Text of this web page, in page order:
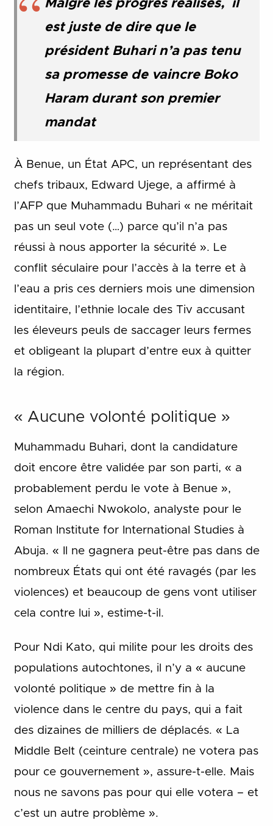
Malgré les progrès réalisés, il
est juste de dire que le
président Buhari n’a pas tenu
sa promesse de vaincre Boko
Haram durant son premier
mandat
À Benue, un État APC, un représentant des
chefs tribaux, Edward Ujege, a affirmé à
l’AFP que Muhammadu Buhari « ne méritait
pas un seul vote (…) parce qu’il n’a pas
réussi à nous apporter la sécurité ». Le
conflit séculaire pour l’accès à la terre et à
l’eau a pris ces derniers mois une dimension
identitaire, l’ethnie locale des Tiv accusant
les éleveurs peuls de saccager leurs fermes
et obligeant la plupart d’entre eux à quitter
la région.
« Aucune volonté politique »
Muhammadu Buhari, dont la candidature
doit encore être validée par son parti, « a
probablement perdu le vote à Benue »,
selon Amaechi Nwokolo, analyste pour le
Roman Institute for International Studies à
Abuja. « Il ne gagnera peut-être pas dans de
nombreux États qui ont été ravagés (par les
violences) et beaucoup de gens vont utiliser
cela contre lui », estime-t-il.
Pour Ndi Kato, qui milite pour les droits des
populations autochtones, il n’y a « aucune
volonté politique » de mettre fin à la
violence dans le centre du pays, qui a fait
des dizaines de milliers de déplacés. « La
Middle Belt (ceinture centrale) ne votera pas
pour ce gouvernement », assure-t-elle. Mais
nous ne savons pas pour qui elle votera – et
c’est un autre problème ».